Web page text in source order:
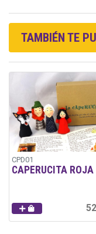
TAMBIÉN TE
CPD01
CAPERUCITA ROJA